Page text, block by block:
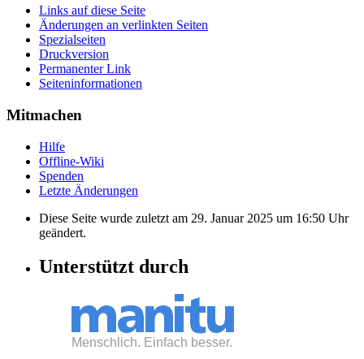
Links auf diese Seite
Änderungen an verlinkten Seiten
Spezialseiten
Druckversion
Permanenter Link
Seiten­informationen
Mitmachen
Hilfe
Offline-Wiki
Spenden
Letzte Änderungen
Diese Seite wurde zuletzt am 29. Januar 2025 um 16:50 Uhr
geändert.
Unterstützt durch